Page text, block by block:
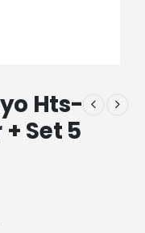
Hts-
Set 5